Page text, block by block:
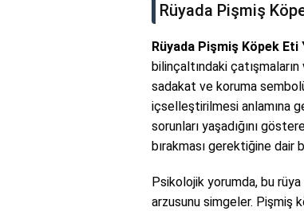
Rüyada Pişmiş
Rüyada Pişmiş Köpek Eti
bilinçaltındaki çatışmaların
sadakat ve koruma
içselleştirilmesi anlamına
sorunları yaşadığını
bırakması gerektiğine dair
Psikolojik yorumda, bu
arzusunu simgeler. Pişmiş